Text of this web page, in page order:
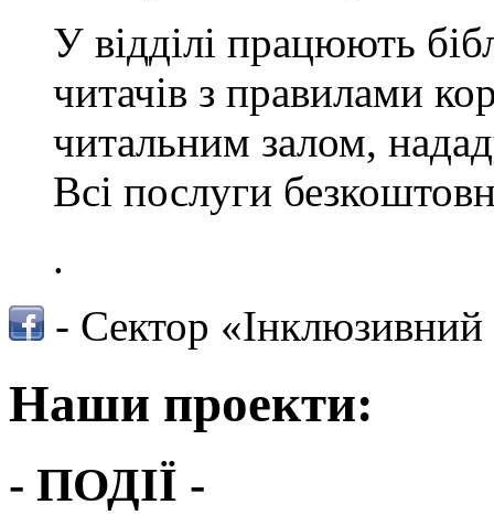
У відділі працюють
читачів з правилами
читальним залом,
Всі послуги
.
- Сектор
Наши проекти:
- ПОДІЇ -